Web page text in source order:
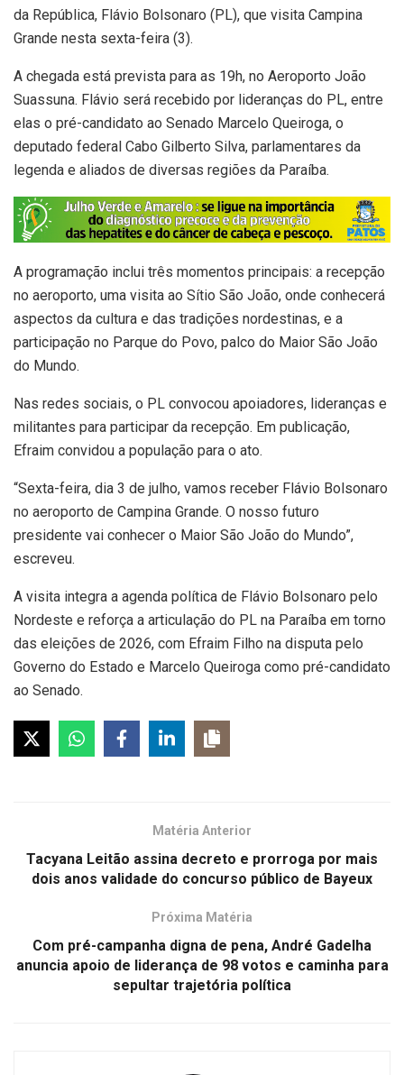
da República, Flávio Bolsonaro (PL), que visita Campina
Grande nesta sexta-feira (3).
A chegada está prevista para as 19h, no Aeroporto João
Suassuna. Flávio será recebido por lideranças do PL, entre
elas o pré-candidato ao Senado Marcelo Queiroga, o
deputado federal Cabo Gilberto Silva, parlamentares da
legenda e aliados de diversas regiões da Paraíba.
A programação inclui três momentos principais: a recepção
no aeroporto, uma visita ao Sítio São João, onde conhecerá
aspectos da cultura e das tradições nordestinas, e a
participação no Parque do Povo, palco do Maior São João
do Mundo.
Nas redes sociais, o PL convocou apoiadores, lideranças e
militantes para participar da recepção. Em publicação,
Efraim convidou a população para o ato.
“Sexta-feira, dia 3 de julho, vamos receber Flávio Bolsonaro
no aeroporto de Campina Grande. O nosso futuro
presidente vai conhecer o Maior São João do Mundo”,
escreveu.
A visita integra a agenda política de Flávio Bolsonaro pelo
Nordeste e reforça a articulação do PL na Paraíba em torno
das eleições de 2026, com Efraim Filho na disputa pelo
Governo do Estado e Marcelo Queiroga como pré-candidato
ao Senado.
Matéria Anterior
Tacyana Leitão assina decreto e prorroga por mais
dois anos validade do concurso público de Bayeux
Próxima Matéria
Com pré-campanha digna de pena, André Gadelha
anuncia apoio de liderança de 98 votos e caminha para
sepultar trajetória política